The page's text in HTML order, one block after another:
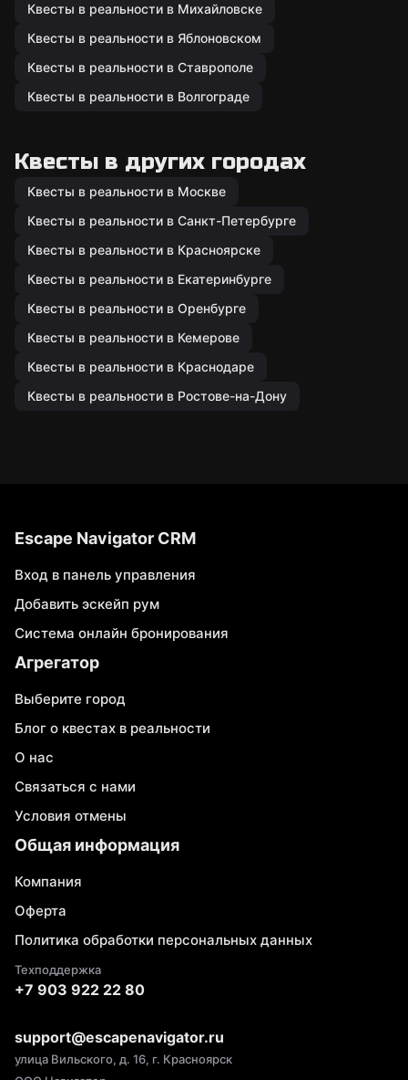
Квесты в реальности в Михайловске
Квесты в реальности в Яблоновском
Квесты в реальности в Ставрополе
Квесты в реальности в Волгограде
Квесты в других городах
Квесты в реальности в Москве
Квесты в реальности в Санкт-Петербурге
Квесты в реальности в Красноярске
Квесты в реальности в Екатеринбурге
Квесты в реальности в Оренбурге
Квесты в реальности в Кемерове
Квесты в реальности в Краснодаре
Квесты в реальности в Ростове-на-Дону
Escape Navigator CRM
Вход в панель управления
Добавить эскейп рум
Система онлайн бронирования
Агрегатор
Выберите город
Блог о квестах в реальности
О нас
Связаться с нами
Условия отмены
Общая информация
Компания
Оферта
Политика обработки персональных данных
Техподдержка
+7 903 922 22 80
support@escapenavigator.ru
улица Вильского, д. 16, г. Красноярск